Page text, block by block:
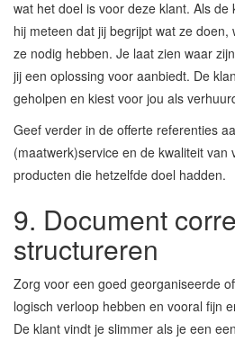
wat het doel is voor deze klant. Als de
hij meteen dat jij begrijpt wat ze
ze nodig hebben. Je laat zien waar
jij een oplossing voor aanbiedt. De
geholpen en kiest voor jou als
Geef verder in de offerte referenties
(maatwerk)service en de kwaliteit van
producten die hetzelfde doel hadden.
9. Document
structureren
Zorg voor een goed georganiseerde
logisch verloop hebben en vooral fijn
De klant vindt je slimmer als je een